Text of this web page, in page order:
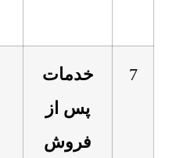
7
خدمات
پس از
فروش